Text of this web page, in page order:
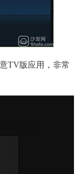
TV版应用，非常